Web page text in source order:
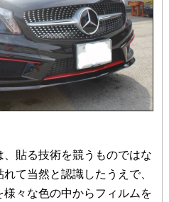
貼る技術を競うものではな
て当然と認識したうえで、
々な色の中からフィルムを